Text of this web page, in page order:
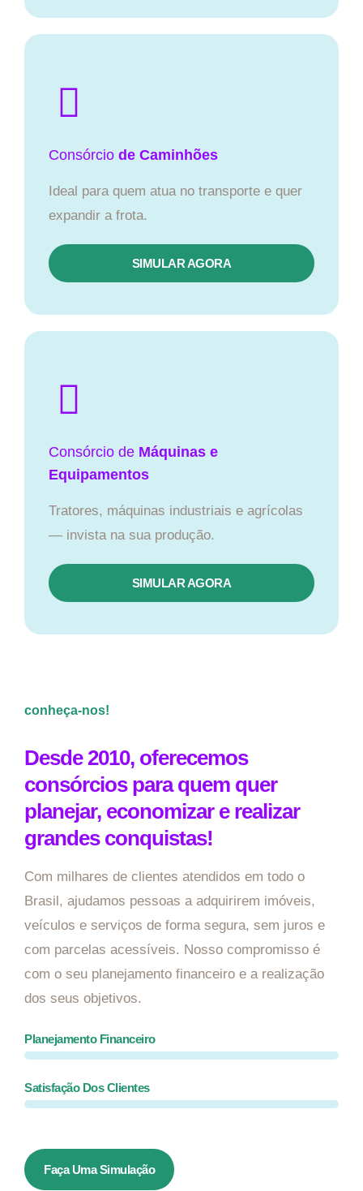
Consórcio de Caminhões
Ideal para quem atua no transporte e quer
expandir a frota.
SIMULAR AGORA
Consórcio de Máquinas e
Equipamentos
Tratores, máquinas industriais e agrícolas
— invista na sua produção.
SIMULAR AGORA
conheça-nos!
Desde 2010, oferecemos
consórcios para quem quer
planejar, economizar e realizar
grandes conquistas!
Com milhares de clientes atendidos em todo o
Brasil, ajudamos pessoas a adquirirem imóveis,
veículos e serviços de forma segura, sem juros e
com parcelas acessíveis. Nosso compromisso é
com o seu planejamento financeiro e a realização
dos seus objetivos.
Planejamento Financeiro
Satisfação Dos Clientes
Faça Uma Simulação